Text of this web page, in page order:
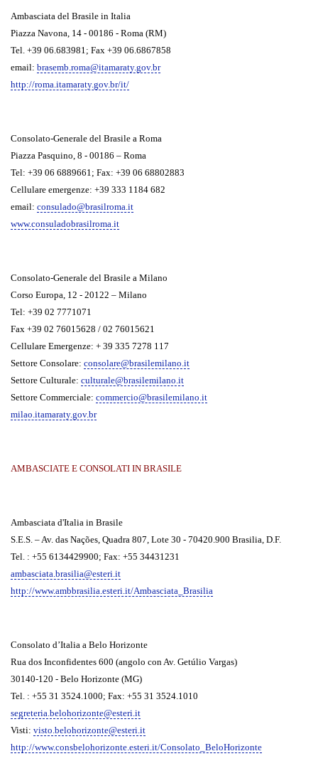
Ambasciata del Brasile in Italia
Piazza Navona, 14 - 00186 - Roma (RM)
Tel. +39 06.683981; Fax +39 06.6867858
email: brasemb.roma@itamaraty.gov.br
http://roma.itamaraty.gov.br/it/
Consolato-Generale del Brasile a Roma
Piazza Pasquino, 8 - 00186 – Roma
Tel: +39 06 6889661; Fax: +39 06 68802883
Cellulare emergenze: +39 333 1184 682
email: consulado@brasilroma.it
www.consuladobrasilroma.it
Consolato-Generale del Brasile a Milano
Corso Europa, 12 - 20122 – Milano
Tel: +39 02 7771071
Fax +39 02 76015628 / 02 76015621
Cellulare Emergenze: + 39 335 7278 117
Settore Consolare: consolare@brasilemilano.it
Settore Culturale: culturale@brasilemilano.it
Settore Commerciale: commercio@brasilemilano.it
milao.itamaraty.gov.br
AMBASCIATE E CONSOLATI IN BRASILE
Ambasciata d'Italia in Brasile
S.E.S. – Av. das Nações, Quadra 807, Lote 30 - 70420.900 Brasilia, D.F.
Tel. : +55 6134429900; Fax: +55 34431231
ambasciata.brasilia@esteri.it
http://www.ambbrasilia.esteri.it/Ambasciata_Brasilia
Consolato d’Italia a Belo Horizonte
Rua dos Inconfidentes 600 (angolo con Av. Getúlio Vargas)
30140-120 - Belo Horizonte (MG)
Tel. : +55 31 3524.1000; Fax: +55 31 3524.1010
segreteria.belohorizonte@esteri.it
Visti: visto.belohorizonte@esteri.it
http://www.consbelohorizonte.esteri.it/Consolato_BeloHorizonte